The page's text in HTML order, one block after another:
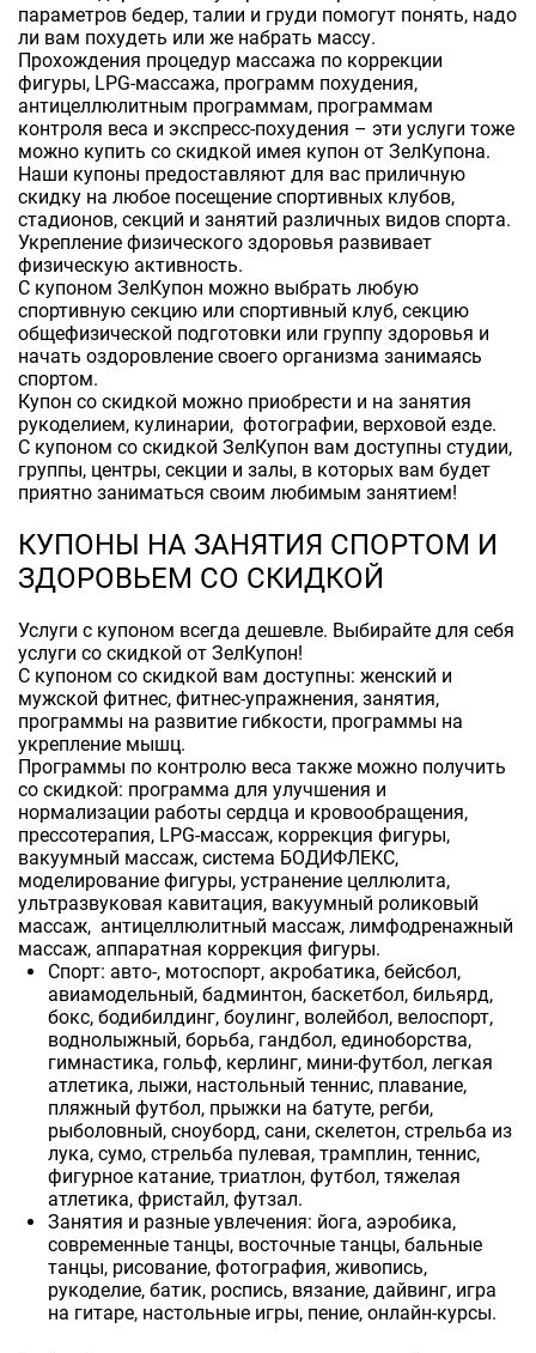
параметров бедер, талии и груди помогут понять, надо
ли вам похудеть или же набрать массу.
Прохождения процедур массажа по коррекции
фигуры, LPG-массажа, программ похудения,
антицеллюлитным программам, программам
контроля веса и экспресс-похудения – эти услуги тоже
можно купить со скидкой имея купон от ЗелКупона.
Наши купоны предоставляют для вас приличную
скидку на любое посещение спортивных клубов,
стадионов, секций и занятий различных видов спорта.
Укрепление физического здоровья развивает
физическую активность.
С купоном ЗелКупон можно выбрать любую
спортивную секцию или спортивный клуб, секцию
общефизической подготовки или группу здоровья и
начать оздоровление своего организма занимаясь
спортом.
Купон со скидкой можно приобрести и на занятия
рукоделием, кулинарии, фотографии, верховой езде.
С купоном со скидкой ЗелКупон вам доступны студии,
группы, центры, секции и залы, в которых вам будет
приятно заниматься своим любимым занятием!
КУПОНЫ НА ЗАНЯТИЯ СПОРТОМ И
ЗДОРОВЬЕМ СО СКИДКОЙ
Услуги с купоном всегда дешевле. Выбирайте для себя
услуги со скидкой от ЗелКупон!
С купоном со скидкой вам доступны: женский и
мужской фитнес, фитнес-упражнения, занятия,
программы на развитие гибкости, программы на
укрепление мышц.
Программы по контролю веса также можно получить
со скидкой: программа для улучшения и
нормализации работы сердца и кровообращения,
прессотерапия, LPG-массаж, коррекция фигуры,
вакуумный массаж, система БОДИФЛЕКС,
моделирование фигуры, устранение целлюлита,
ультразвуковая кавитация, вакуумный роликовый
массаж, антицеллюлитный массаж, лимфодренажный
массаж, аппаратная коррекция фигуры.
Спорт: авто-, мотоспорт, акробатика, бейсбол,
авиамодельный, бадминтон, баскетбол, бильярд,
бокс, бодибилдинг, боулинг, волейбол, велоспорт,
воднолыжный, борьба, гандбол, единоборства,
гимнастика, гольф, керлинг, мини-футбол, легкая
атлетика, лыжи, настольный теннис, плавание,
пляжный футбол, прыжки на батуте, регби,
рыболовный, сноуборд, сани, скелетон, стрельба из
лука, сумо, стрельба пулевая, трамплин, теннис,
фигурное катание, триатлон, футбол, тяжелая
атлетика, фристайл, футзал.
Занятия и разные увлечения: йога, аэробика,
современные танцы, восточные танцы, бальные
танцы, рисование, фотография, живопись,
рукоделие, батик, роспись, вязание, дайвинг, игра
на гитаре, настольные игры, пение, онлайн-курсы.